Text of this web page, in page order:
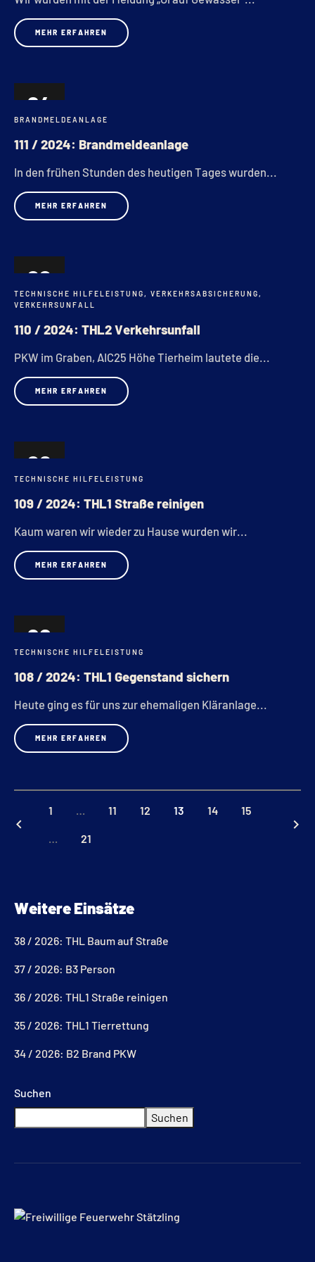
MEHR ERFAHREN
24
JUNI
BRANDMELDEANLAGE
111 / 2024: Brandmeldeanlage
In den frühen Stunden des heutigen Tages wurden...
MEHR ERFAHREN
22
JUNI
TECHNISCHE HILFELEISTUNG, VERKEHRSABSICHERUNG,
VERKEHRSUNFALL
110 / 2024: THL2 Verkehrsunfall
PKW im Graben, AIC25 Höhe Tierheim lautete die...
MEHR ERFAHREN
20
JUNI
TECHNISCHE HILFELEISTUNG
109 / 2024: THL1 Straße reinigen
Kaum waren wir wieder zu Hause wurden wir...
MEHR ERFAHREN
20
JUNI
TECHNISCHE HILFELEISTUNG
108 / 2024: THL1 Gegenstand sichern
Heute ging es für uns zur ehemaligen Kläranlage...
MEHR ERFAHREN
keyboard_arrow_left
1 … 11 12 13 14 15
… 21
keyboard_arrow_right
Weitere Einsätze
38 / 2026: THL Baum auf Straße
37 / 2026: B3 Person
36 / 2026: THL1 Straße reinigen
35 / 2026: THL1 Tierrettung
34 / 2026: B2 Brand PKW
Suchen
Suchen